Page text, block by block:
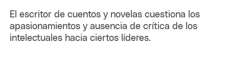
El escritor de cuentos y novelas cuestiona los
apasionamientos y ausencia de crítica de los
intelectuales hacia ciertos líderes.